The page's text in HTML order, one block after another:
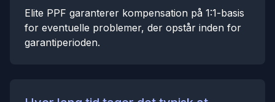
Elite PPF garanterer kompensation på 1:1-basis
for eventuelle problemer, der opstår inden for
garantiperioden.